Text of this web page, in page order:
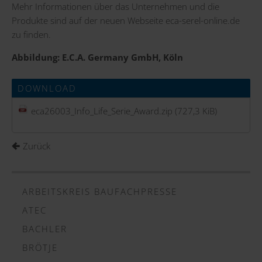
Mehr Informationen über das Unternehmen und die
Produkte sind auf der neuen Webseite eca-serel-online.de
zu finden.
Abbildung: E.C.A. Germany GmbH, Köln
DOWNLOAD
eca26003_Info_Life_Serie_Award.zip (727,3 KiB)
Zurück
ARBEITSKREIS BAUFACHPRESSE
ATEC
BACHLER
BRÖTJE